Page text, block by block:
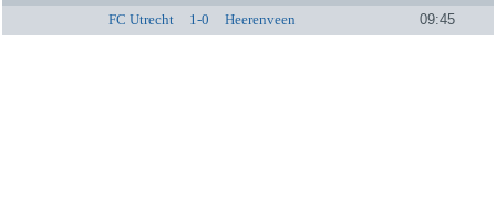
FC Utrecht
1-0 Heerenveen 09:45